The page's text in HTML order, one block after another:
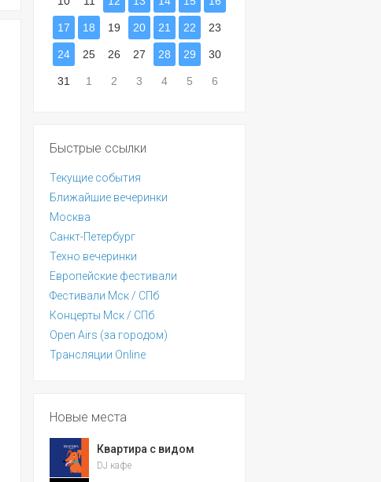
17 18 19 20 21 22 23
24 25 26 27 28 29 30
31 1 2 3 4 5 6
Быстрые ссылки
Текущие события
Ближайшие вечеринки
Москва
Санкт-Петербург
Техно вечеринки
Европейские фестивали
Фестивали Мск / СПб
Концерты Мск / СПб
Open Airs (за городом)
Трансляции Online
Новые места
Квартира с видом
DJ кафе